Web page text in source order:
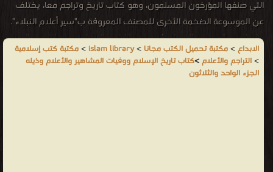
التي صنفها المؤرخون المسلمون، وهو كتاب تاريخ وتراجم معا، يختلف
عن الموسوعة الضخمة الأخرى للمصنف المعروفة ب"سير أعلام النبلاء".
وكما يستشف من العنوان فهو رصد للتاريخ الإسلامي، بداية من الهجرة
النبوية وحتى سنة 1300م/700هـ مبنيا على 70 طبقة (أي 700سنة
حسب التقويم الهجري). هذه الفترة تشكل إطارا زمنيا هاما في نشأة
الابداع>مكتبة تحميل الكتب مجانا >
islam library
>مكتبة كتب إسلامية
>التراجم والأعلام>كتاب تاريخ الإسلام ووفيات المشاهير والأعلام وذيله
الجزء الواحد والثلاثون